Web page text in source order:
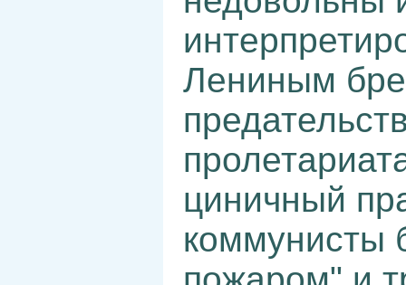
Лениным
циничный
коммунисты